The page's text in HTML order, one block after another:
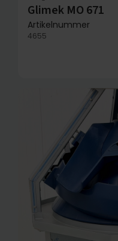
Glimek MO 671
Artikelnummer
4655